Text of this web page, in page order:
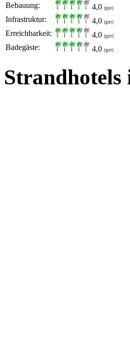
Bebauung: 4,0 (gut)
Infrastruktur: 4,0 (gut)
Erreichbarkeit: 4,0 (gut)
Badegäste: 4,0 (gut)
Strandhotels